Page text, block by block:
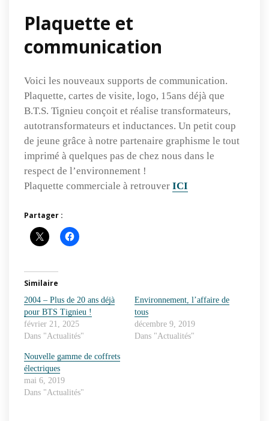
Plaquette et
communication
Voici les nouveaux supports de communication.
Plaquette, cartes de visite, logo, 15ans déjà que
B.T.S. Tignieu conçoit et réalise transformateurs,
autotransformateurs et inductances. Un petit coup
de jeune grâce à notre partenaire graphisme le tout
imprimé à quelques pas de chez nous dans le
respect de l’environnement !
Plaquette commerciale à retrouver ICI
Partager :
Similaire
2004 – Plus de 20 ans déjà
pour BTS Tignieu !
février 21, 2025
Dans "Actualités"
Environnement, l’affaire de
tous
décembre 9, 2019
Dans "Actualités"
Nouvelle gamme de coffrets
électriques
mai 6, 2019
Dans "Actualités"